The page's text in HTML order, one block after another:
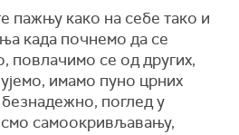
пажњу како на себе тако и
када почнемо да се
повлачимо се од других,
имамо пуно црних
поглед у
самоокривљавању,